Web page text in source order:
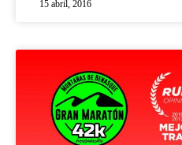
15 abril, 2016